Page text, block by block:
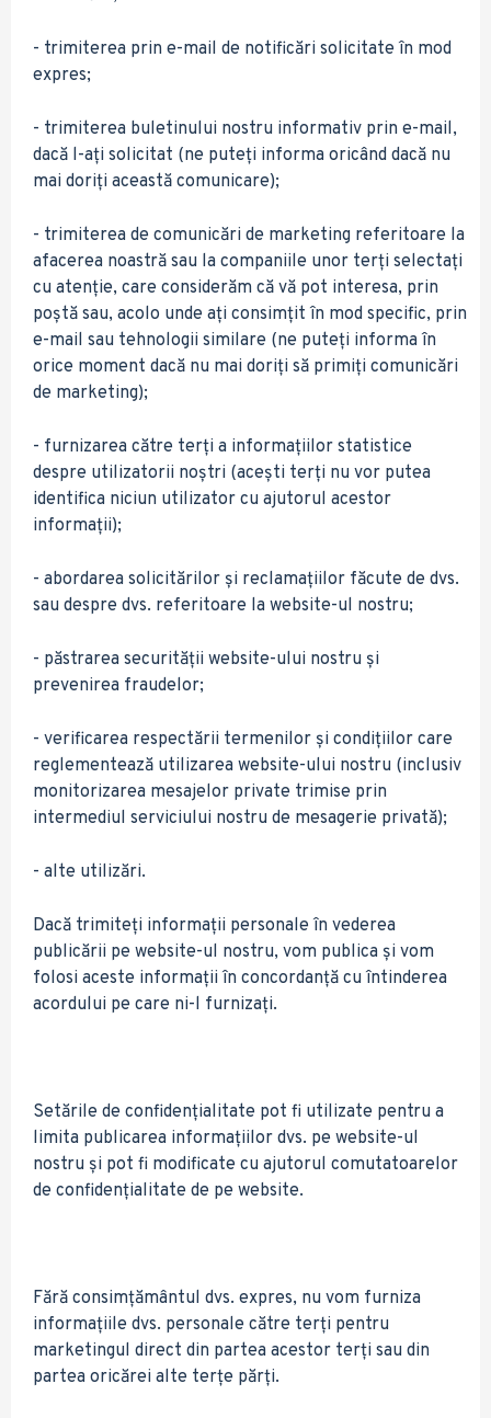
- trimiterea prin e-mail de notificări solicitate în mod
expres;
- trimiterea buletinului nostru informativ prin e-mail,
dacă l-ați solicitat (ne puteți informa oricând dacă nu
mai doriți această comunicare);
- trimiterea de comunicări de marketing referitoare la
afacerea noastră sau la companiile unor terți selectați
cu atenție, care considerăm că vă pot interesa, prin
poștă sau, acolo unde ați consimțit în mod specific, prin
e-mail sau tehnologii similare (ne puteți informa în
orice moment dacă nu mai doriți să primiți comunicări
de marketing);
- furnizarea către terți a informațiilor statistice
despre utilizatorii noștri (acești terți nu vor putea
identifica niciun utilizator cu ajutorul acestor
informații);
- abordarea solicitărilor și reclamațiilor făcute de dvs.
sau despre dvs. referitoare la website-ul nostru;
- păstrarea securității website-ului nostru și
prevenirea fraudelor;
- verificarea respectării termenilor și condițiilor care
reglementează utilizarea website-ului nostru (inclusiv
monitorizarea mesajelor private trimise prin
intermediul serviciului nostru de mesagerie privată);
- alte utilizări.
Dacă trimiteți informații personale în vederea
publicării pe website-ul nostru, vom publica și vom
folosi aceste informații în concordanță cu întinderea
acordului pe care ni-l furnizați.
Setările de confidențialitate pot fi utilizate pentru a
limita publicarea informațiilor dvs. pe website-ul
nostru și pot fi modificate cu ajutorul comutatoarelor
de confidențialitate de pe website.
Fără consimțământul dvs. expres, nu vom furniza
informațiile dvs. personale către terți pentru
marketingul direct din partea acestor terți sau din
partea oricărei alte terțe părți.